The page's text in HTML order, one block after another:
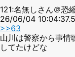
121:名無しさん＠恐
26/06/04
>>63
山川は警察から事情
してたけどな